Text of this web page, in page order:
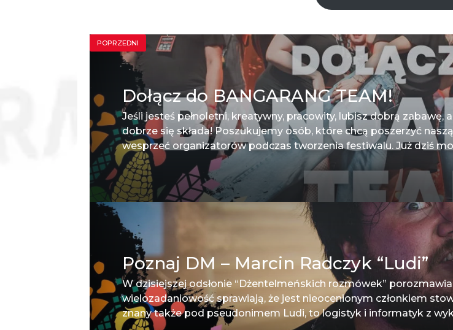
POPRZEDNI
Dołącz do BANGARANG TEAM!
Jeśli jesteś pełnoletni, kreatywny, pracowity, lubisz dobrą zabawę,
dobrze się składa! Poszukujemy osób, które chcą poszerzyć
wesprzeć organizatorów podczas tworzenia festiwalu. Już dziś
Poznaj DM – Marcin Radczyk “Ludi”
W dzisiejszej odsłonie “Dżentelmeńskich rozmówek”
wielozadaniowość sprawiają, że jest nieocenionym członkiem
znany także pod pseudonimem Ludi, to logistyk i informatyk z